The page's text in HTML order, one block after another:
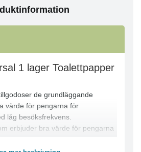
1 lager Toalettpapper
de grundläggande
värde för pengarna för
låg besöksfrekvens.
erbjuder bra värde för pengarna
är perforerat för enkel